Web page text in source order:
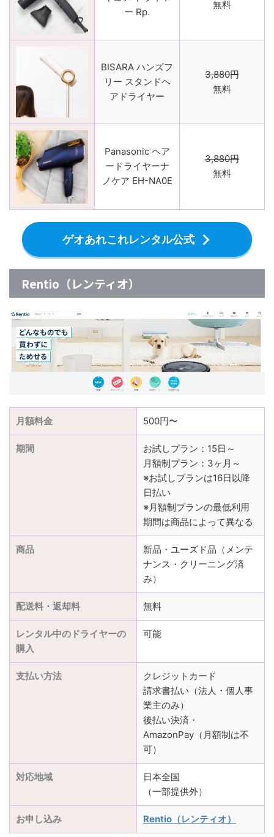
ー Rp.
無料
BISARA ハンズフ
リー スタンドヘ
アドライヤー
3,880円
無料
Panasonic ヘア
ードライヤーナ
ノケア EH-NA0E
3,880円
無料
ゲオあれこれレンタル公式
Rentio（レンティオ）
月額料金 500円〜
期間
お試しプラン：15日～
月額制プラン：3ヶ月～
※お試しプランは16日以降
日払い
※月額制プランの最低利用
期間は商品によって異なる
商品
新品・ユーズド品（メンテ
ナンス・クリーニング済
み）
配送料・返却料 無料
レンタル中のドライヤーの
購入
可能
支払い方法
クレジットカード
請求書払い（法人・個人事
業主のみ）
後払い決済・
AmazonPay（月額制は不
可）
対応地域
日本全国
（一部提供外）
お申し込み Rentio（レンティオ）